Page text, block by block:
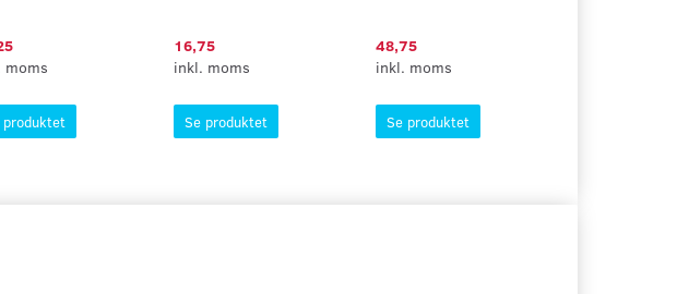
moms
produktet
16,75
inkl. moms
Se produktet
48,75
inkl. moms
Se produktet